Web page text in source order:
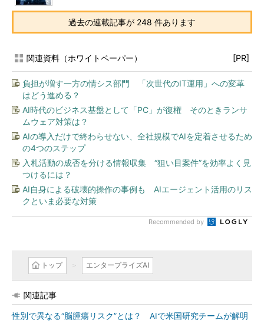
過去の連載記事が 248 件あります
関連資料（ホワイトペーパー） [PR]
負担が増す一方の情シス部門 「次世代のIT運用」への変革
はどう進める？
AI時代のビジネス基盤として「PC」が復権 そのときランサ
ムウェア対策は？
AIの導入だけで終わらせない、全社規模でAIを定着させるため
の4つのステップ
入札活動の成否を分ける情報収集 “狙い目案件”を効率よく見
つけるには？
AI自身による破壊的操作の事例も AIエージェント活用のリス
クといま必要な対策
Recommended by
トップ エンタープライズAI
関連記事
性別で異なる“脳腫瘍リスク”とは？ AIで米国研究チームが解明